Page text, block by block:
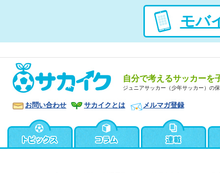
モバ
自分で考えるサッカーを
ジュニアサッカー（少年サッカー）の
お問い合わせ サカイクとは メルマガ登録